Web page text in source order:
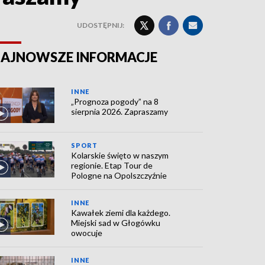
UDOSTĘPNIJ:
INFORMACJE
INNE
„Prognoza pogody” na 8
sierpnia 2026. Zapraszamy
SPORT
Kolarskie święto w naszym
regionie. Etap Tour de
Pologne na Opolszczyźnie
INNE
Kawałek ziemi dla każdego.
Miejski sad w Głogówku
owocuje
INNE